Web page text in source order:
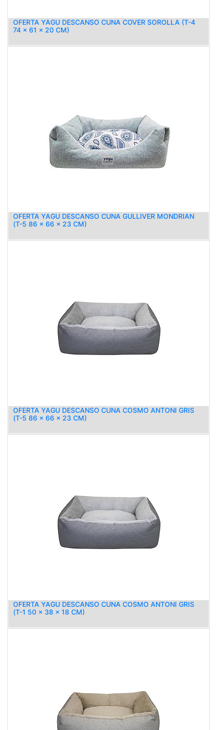
OFERTA YAGU DESCANSO CUNA COVER SOROLLA (T-4
74 x 61 x 20 CM)
OFERTA YAGU DESCANSO CUNA GULLIVER MONDRIAN
(T-5 86 x 66 x 23 CM)
OFERTA YAGU DESCANSO CUNA COSMO ANTONI GRIS
(T-5 86 x 66 x 23 CM)
OFERTA YAGU DESCANSO CUNA COSMO ANTONI GRIS
(T-1 50 x 38 x 18 CM)